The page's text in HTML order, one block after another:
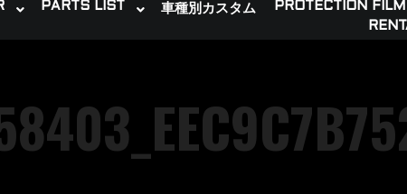
PARTS LIST 車種別カスタム PROTECTION FILM